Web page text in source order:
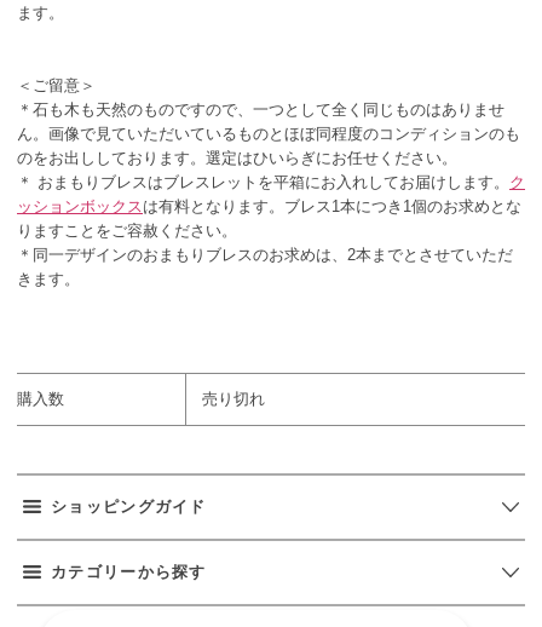
ます。
＜ご留意＞
＊石も木も天然のものですので、一つとして全く同じものはありませ
ん。画像で見ていただいているものとほぼ同程度のコンディションのも
のをお出ししております。選定はひいらぎにお任せください。
＊ おまもりブレスはブレスレットを平箱にお入れしてお届けします。 ク
ッションボックスは有料となります。ブレス1本につき1個のお求めとな
りますことをご容赦ください。
＊同一デザインのおまもりブレスのお求めは、2本までとさせていただ
きます。
購入数 売り切れ
ショッピングガイド
カテゴリーから探す